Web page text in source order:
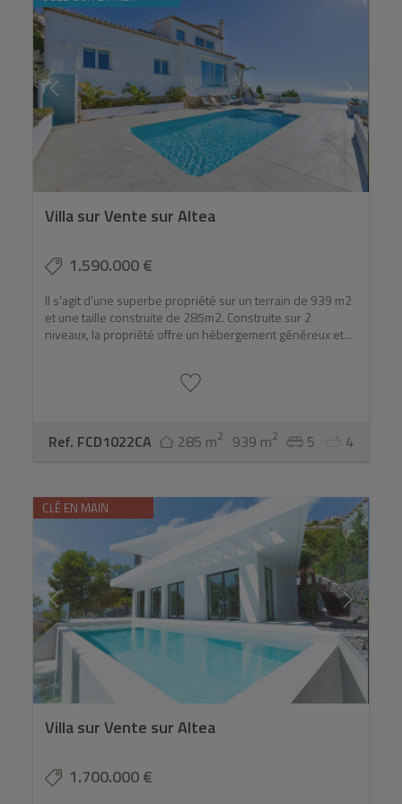
Le marché de l’immobilier de luxe à Altea ne se résume
pas à vivre dans le confort ; Il présente également une
opportunité d’investissement importante. La
popularité croissante de la ville, combinée à sa
disponibilité limitée de propriétés haut de gamme,
assure une forte demande, ce qui fait grimper la valeur
des propriétés. Pour ceux qui cherchent à investir dans
un style de vie luxueux avec l’avantage supplémentaire
de rendements élevés, Altea représente un excellent
choix.
Villa sur Vente sur Altea
1.590.000 €
Il s’agit d’une superbe propriété sur un terrain de 939 m2
et une taille construite de 285m2. Construite sur 2
niveaux, la propriété offre un hébergement généreux et...
Ref. FCD1022CA 285 m2 939 m2 5 4
CLÉ EN MAIN
Villa sur Vente sur Altea
1.700.000 €